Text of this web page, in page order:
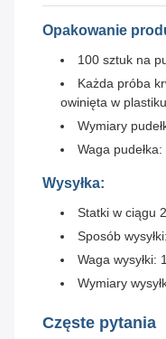
Opakowanie
100 sztuk na
Każda próba
owinięta w plastiku
Wymiary
Waga
Wysyłka:
Statki w ciągu
Sposób
Waga wysyłki:
Wymiary
Częste pytania